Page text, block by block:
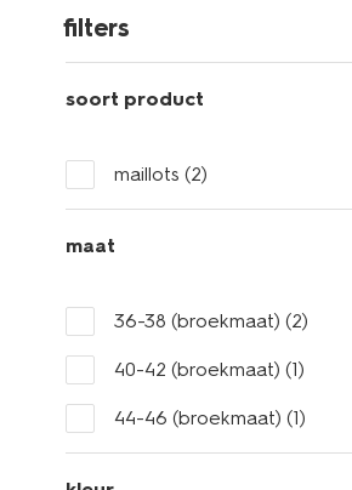
filters
soort product
maillots (2)
maat
36-38 (broekmaat) (2)
40-42 (broekmaat) (1)
44-46 (broekmaat) (1)